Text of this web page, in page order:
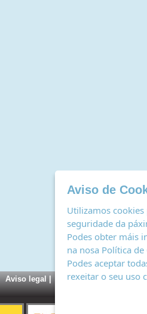
Aviso legal| Política de cookies|
Aviso de
Utilizamos
seguridade da
Podes obter máis
na nosa Política de
Podes aceptar
rexeitar o seu uso